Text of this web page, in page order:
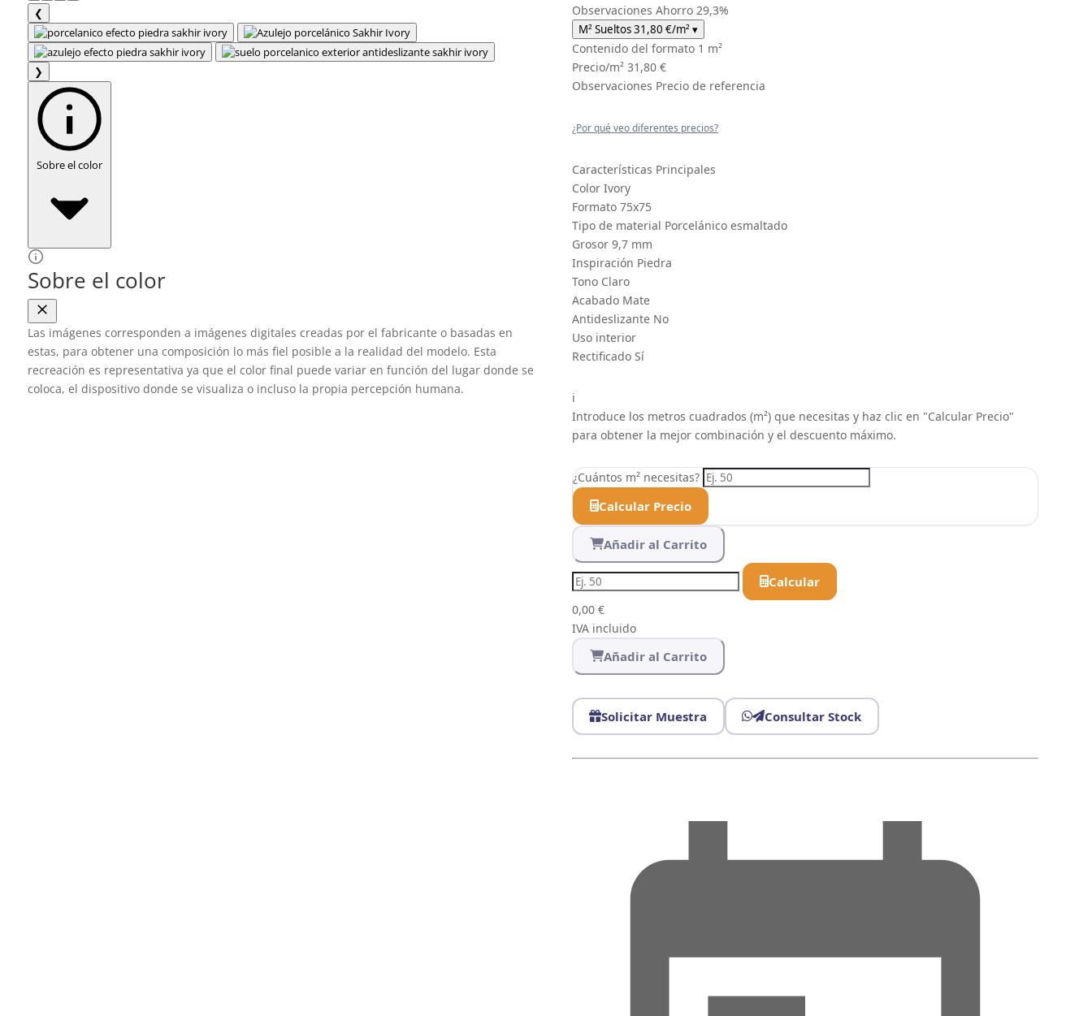
❮
❯
Sobre el color
Sobre el color
Las imágenes corresponden a imágenes digitales creadas por el fabricante o basadas en
estas, para obtener una composición lo más fiel posible a la realidad del modelo. Esta
recreación es representativa ya que el color final puede variar en función del lugar donde se
coloca, el dispositivo donde se visualiza o incluso la propia percepción humana.
Observaciones Ahorro 29,3%
M² Sueltos31,80 €/m² ▾
Contenido del formato 1 m²
Precio/m² 31,80 €
Observaciones Precio de referencia
¿Por qué veo diferentes precios?
Características Principales
Color Ivory
Formato 75x75
Tipo de material Porcelánico esmaltado
Grosor 9,7 mm
Inspiración Piedra
Tono Claro
Acabado Mate
Antideslizante No
Uso interior
Rectificado Sí
i
Introduce los metros cuadrados (m²) que necesitas y haz clic en "Calcular Precio"
para obtener la mejor combinación y el descuento máximo.
¿Cuántos m² necesitas?
Calcular Precio
Añadir al Carrito
Calcular
0,00 €
IVA incluido
Añadir al Carrito
Solicitar Muestra Consultar Stock